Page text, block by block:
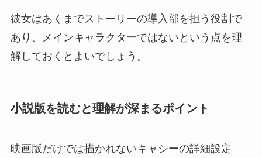
彼女はあくまでストーリーの導入部を担う役割で
あり、メインキャラクターではないという点を理
解しておくとよいでしょう。
小説版を読むと理解が深まるポイント
映画版だけでは描かれないキャシーの詳細設定